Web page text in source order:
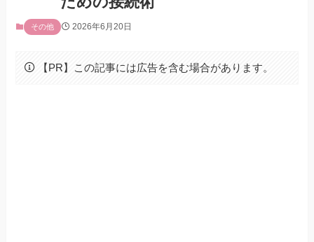
その他 2026年6月20日
【PR】この記事には広告を含む場合があります。